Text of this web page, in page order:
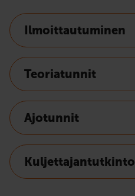
Ilmoittautuminen
Teoriatunnit
Ajotunnit
Kuljettajantutkinto